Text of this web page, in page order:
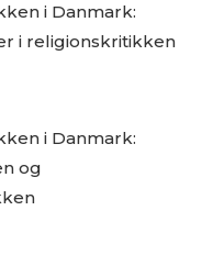
i Danmark:
i religionskritikken
i Danmark:
og